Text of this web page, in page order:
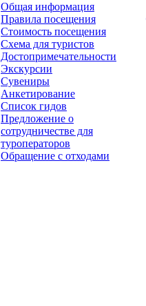
Общая информация
Правила посещения
Стоимость посещения
Схема для туристов
Достопримечательности
Экскурсии
Сувениры
Анкетирование
Список гидов
Предложение о
сотрудничестве для
туроператоров
Обращение с отходами